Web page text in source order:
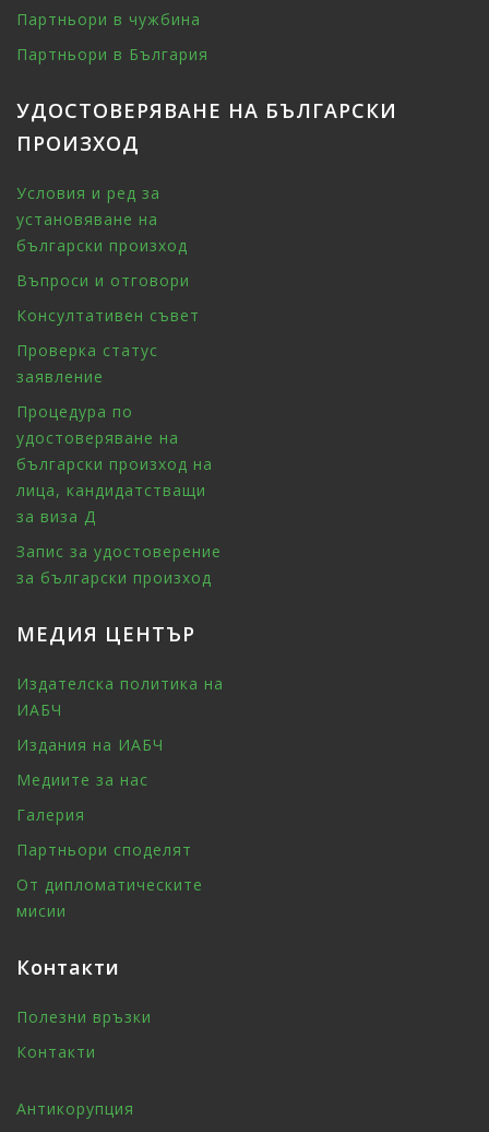
Партньори в чужбина
Партньори в България
УДОСТОВЕРЯВАНЕ НА БЪЛГАРСКИ
ПРОИЗХОД
Условия и ред за
установяване на
български произход
Въпроси и отговори
Консултативен съвет
Проверка статус
заявление
Процедура по
удостоверяване на
български произход на
лица, кандидатстващи
за виза Д
Запис за удостоверение
за български произход
МЕДИЯ ЦЕНТЪР
Издателска политика на
ИАБЧ
Издания на ИАБЧ
Медиите за нас
Галерия
Партньори споделят
От дипломатическите
мисии
Контакти
Полезни връзки
Контакти
Антикорупция